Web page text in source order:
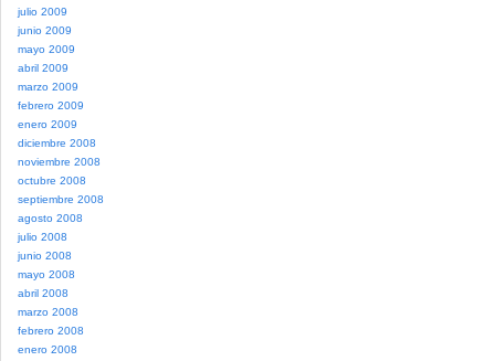
julio 2009
junio 2009
mayo 2009
abril 2009
marzo 2009
febrero 2009
enero 2009
diciembre 2008
noviembre 2008
octubre 2008
septiembre 2008
agosto 2008
julio 2008
junio 2008
mayo 2008
abril 2008
marzo 2008
febrero 2008
enero 2008